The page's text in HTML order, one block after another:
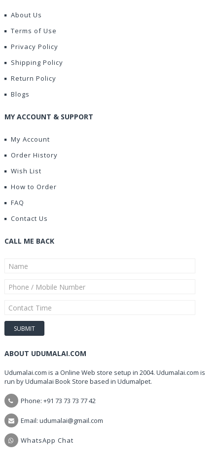
About Us
Terms of Use
Privacy Policy
Shipping Policy
Return Policy
Blogs
MY ACCOUNT & SUPPORT
My Account
Order History
Wish List
How to Order
FAQ
Contact Us
CALL ME BACK
ABOUT UDUMALAI.COM
Udumalai.com is a Online Web store setup in 2004. Udumalai.com is
run by Udumalai Book Store based in Udumalpet.
Phone: +91 73 73 73 77 42
Email: udumalai@gmail.com
WhatsApp Chat